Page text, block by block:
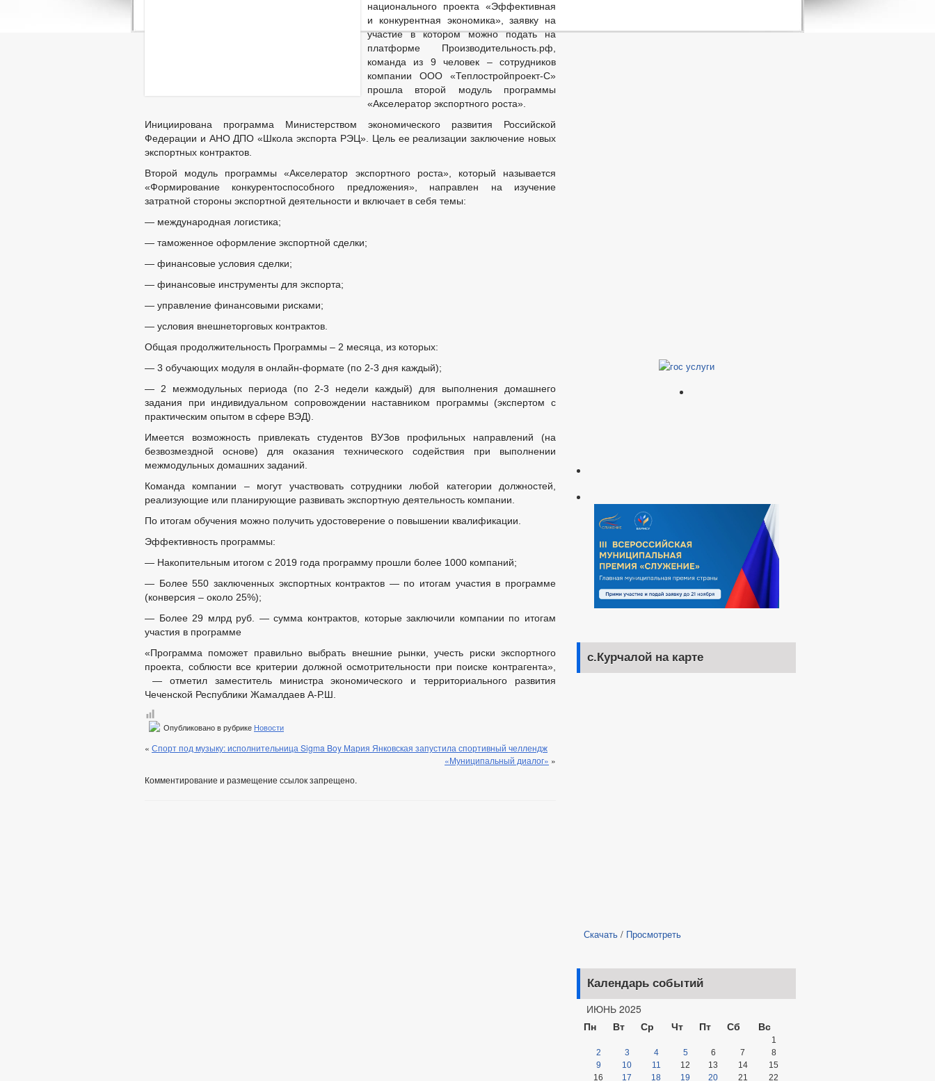
национального проекта «Эффективная
и конкурентная экономика», заявку на
участие в котором можно подать на
платформе Производительность.рф,
команда из 9 человек – сотрудников
компании ООО «Теплостройпроект-С»
прошла второй модуль программы
«Акселератор экспортного роста».
Инициирована программа Министерством экономического развития Российской
Федерации и АНО ДПО «Школа экспорта РЭЦ». Цель ее реализации заключение новых
экспортных контрактов.
Второй модуль программы «Акселератор экспортного роста», который называется
«Формирование конкурентоспособного предложения», направлен на изучение
затратной стороны экспортной деятельности и включает в себя темы:
— международная логистика;
— таможенное оформление экспортной сделки;
— финансовые условия сделки;
— финансовые инструменты для экспорта;
— управление финансовыми рисками;
— условия внешнеторговых контрактов.
Общая продолжительность Программы – 2 месяца, из которых:
— 3 обучающих модуля в онлайн-формате (по 2-3 дня каждый);
— 2 межмодульных периода (по 2-3 недели каждый) для выполнения домашнего
задания при индивидуальном сопровождении наставником программы (экспертом с
практическим опытом в сфере ВЭД).
Имеется возможность привлекать студентов ВУЗов профильных направлений (на
безвозмездной основе) для оказания технического содействия при выполнении
межмодульных домашних заданий.
Команда компании – могут участвовать сотрудники любой категории должностей,
реализующие или планирующие развивать экспортную деятельность компании.
По итогам обучения можно получить удостоверение о повышении квалификации.
Эффективность программы:
— Накопительным итогом с 2019 года программу прошли более 1000 компаний;
— Более 550 заключенных экспортных контрактов — по итогам участия в программе
(конверсия – около 25%);
— Более 29 млрд руб. — сумма контрактов, которые заключили компании по итогам
участия в программе
«Программа поможет правильно выбрать внешние рынки, учесть риски экспортного
проекта, соблюсти все критерии должной осмотрительности при поиске контрагента»,
— отметил заместитель министра экономического и территориального развития
Чеченской Республики Жамалдаев А-Р.Ш.
Опубликовано в рубрике Новости
« Спорт под музыку: исполнительница Sigma Boy Мария Янковская запустила спортивный челлендж
«Муниципальный диалог» »
Комментирование и размещение ссылок запрещено.
с.Курчалой на карте
Скачать / Просмотреть
Календарь событий
ИЮНЬ 2025
Пн
Вт Ср Чт Пт Сб Вс
1
2
3 4 5 6 7
8
9
10 11 12 13 14
15
16
17 18 19 20 21 22